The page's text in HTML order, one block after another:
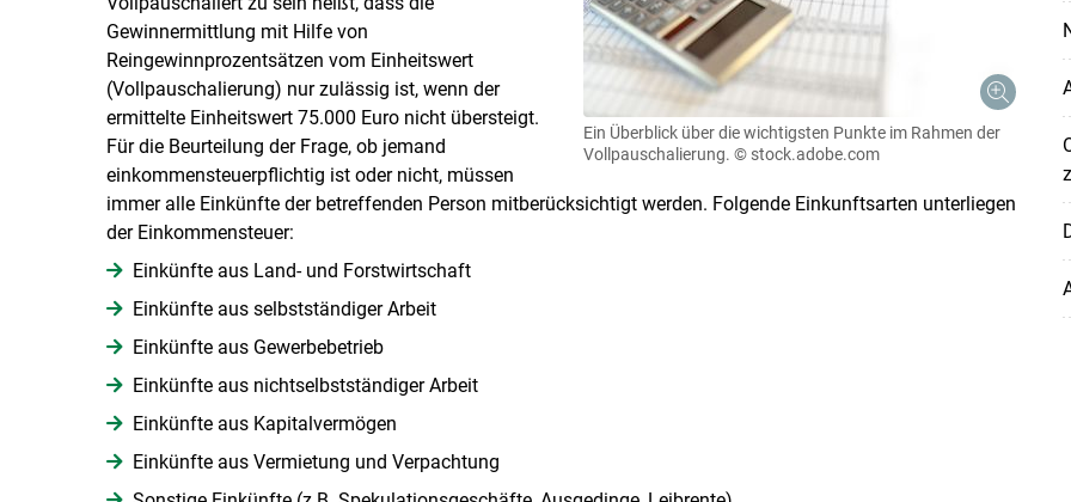
Ein Überblick über die wichtigsten Punkte im Rahmen der
Vollpauschalierung. © stock.adobe.com
Gewinnermittlung mit Hilfe von
Reingewinnprozentsätzen vom Einheitswert
(Vollpauschalierung) nur zulässig ist, wenn der
ermittelte Einheitswert 75.000 Euro nicht übersteigt.
Für die Beurteilung der Frage, ob jemand
einkommensteuerpflichtig ist oder nicht, müssen
immer alle Einkünfte der betreffenden Person mitberücksichtigt werden. Folgende Einkunftsarten unterliegen
der Einkommensteuer:
Einkünfte aus Land- und Forstwirtschaft
Einkünfte aus selbstständiger Arbeit
Einkünfte aus Gewerbebetrieb
Einkünfte aus nichtselbstständiger Arbeit
Einkünfte aus Kapitalvermögen
Einkünfte aus Vermietung und Verpachtung